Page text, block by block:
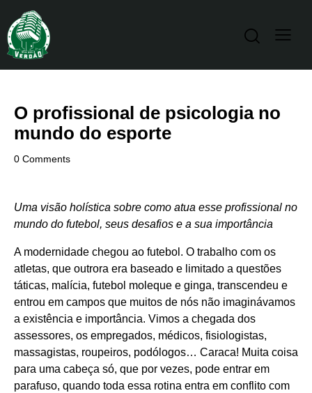
O profissional de psicologia no
mundo do esporte
0 Comments
Uma visão holística sobre como atua esse profissional no
mundo do futebol, seus desafios e a sua importância
A modernidade chegou ao futebol. O trabalho com os
atletas, que outrora era baseado e limitado a questões
táticas, malícia, futebol moleque e ginga, transcendeu e
entrou em campos que muitos de nós não imaginávamos
a existência e importância. Vimos a chegada dos
assessores, os empregados, médicos, fisiologistas,
massagistas, roupeiros, podólogos… Caraca! Muita coisa
para uma cabeça só, que por vezes, pode entrar em
parafuso, quando toda essa rotina entra em conflito com